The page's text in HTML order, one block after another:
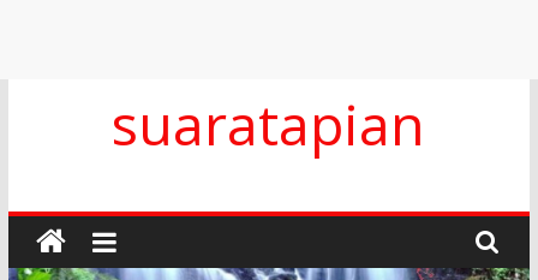
suaratapian